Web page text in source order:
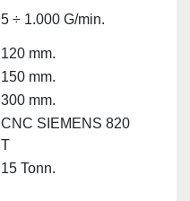
5 ÷ 1.000 G/min.
120 mm.
150 mm.
300 mm.
CNC SIEMENS 820
T
15 Tonn.